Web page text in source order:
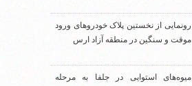
رونمایی از نخستین پلاک خودروهای ورود
موقت و سنگین در منطقه آزاد ارس
میوه‌های استوایی در جلفا به مرحله